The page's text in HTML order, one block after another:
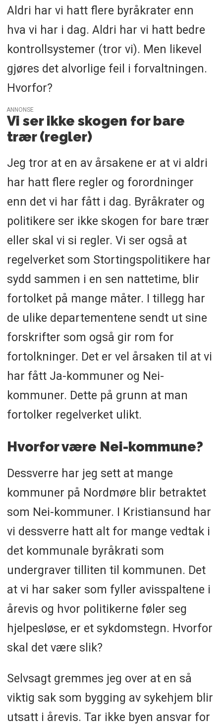
Aldri har vi hatt flere byråkrater enn
hva vi har i dag. Aldri har vi hatt bedre
kontrollsystemer (tror vi). Men likevel
gjøres det alvorlige feil i forvaltningen.
Hvorfor?
ANNONSE
Vi ser ikke skogen for bare
trær (regler)
Jeg tror at en av årsakene er at vi aldri
har hatt flere regler og forordninger
enn det vi har fått i dag. Byråkrater og
politikere ser ikke skogen for bare trær
eller skal vi si regler. Vi ser også at
regelverket som Stortingspolitikere har
sydd sammen i en sen nattetime, blir
fortolket på mange måter. I tillegg har
de ulike departementene sendt ut sine
forskrifter som også gir rom for
fortolkninger. Det er vel årsaken til at vi
har fått Ja-kommuner og Nei-
kommuner. Dette på grunn at man
fortolker regelverket ulikt.
Hvorfor være Nei-kommune?
Dessverre har jeg sett at mange
kommuner på Nordmøre blir betraktet
som Nei-kommuner. I Kristiansund har
vi dessverre hatt alt for mange vedtak i
det kommunale byråkrati som
undergraver tilliten til kommunen. Det
at vi har saker som fyller avisspaltene i
årevis og hvor politikerne føler seg
hjelpesløse, er et sykdomstegn. Hvorfor
skal det være slik?
Selvsagt gremmes jeg over at en så
viktig sak som bygging av sykehjem blir
utsatt i årevis. Tar ikke byen ansvar for